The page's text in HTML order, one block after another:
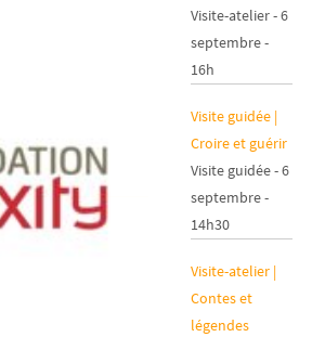
Visite-atelier - 6
septembre -
16h
Visite guidée |
Croire et guérir
Visite guidée - 6
septembre -
14h30
Visite-atelier |
Contes et
légendes